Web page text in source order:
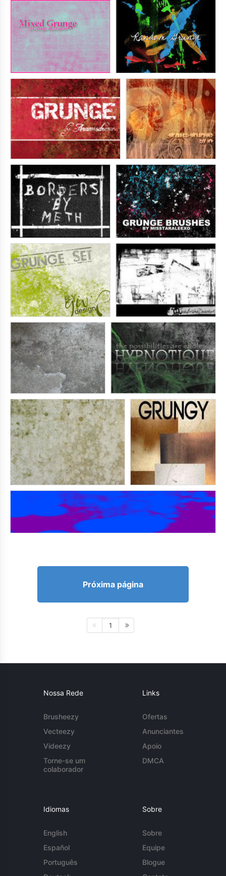
Próxima página
1
Nossa Rede
Brusheezy
Vecteezy
Videezy
Torne-se um
colaborador
Links
Ofertas
Anunciantes
Apoio
DMCA
Idiomas
English
Español
Português
Sobre
Sobre
Equipe
Blogue